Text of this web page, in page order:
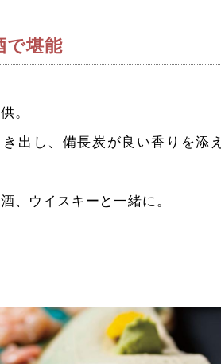
で堪能
。
出し、備長炭が良い香りを添え
、ウイスキーと一緒に。